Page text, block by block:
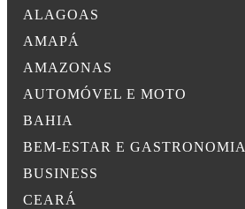
ALAGOAS
AMAPÁ
AMAZONAS
AUTOMÓVEL E MOTO
BAHIA
BEM-ESTAR E GASTRONOMIA
BUSINESS
CEARÁ